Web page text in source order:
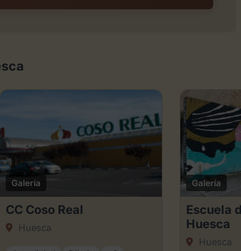
Galería
CC Coso Real
Huesca
Galería
Escuela
Huesca
Huesca